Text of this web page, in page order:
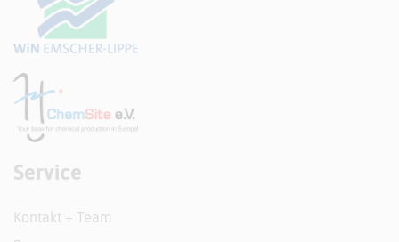
Service
Kontakt + Team